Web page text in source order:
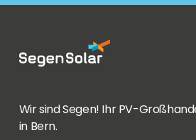
Wir sind Segen! Ihr PV-
in Bern.